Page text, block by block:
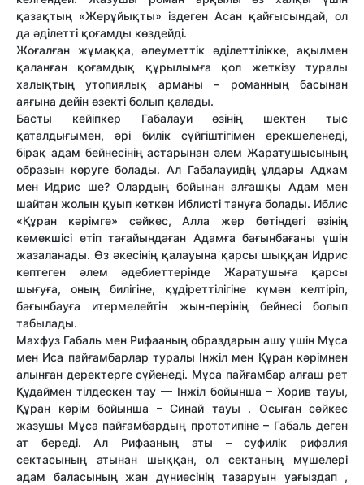
қазақтың «Жерұйықты» іздеген Асан қайғысындай, ол
да әділетті қоғамды көздейді.
Жоғалған жұмаққа, әлеуметтік әділеттілікке, ақылмен
қаланған қоғамдық құрылымға қол жеткізу туралы
халықтың утопиялық арманы – романның басынан
аяғына дейін өзекті болып қалады.
Басты кейіпкер Габалауи өзінің шектен тыс
қаталдығымен, әрі билік сүйгіштігімен ерекшеленеді,
бірақ адам бейнесінің астарынан әлем Жаратушысының
образын көруге болады. Ал Габалауидің ұлдары Адхам
мен Идрис ше? Олардың бойынан алғашқы Адам мен
шайтан жолын қуып кеткен Иблисті тануға болады. Иблис
«Құран кәрімге» сәйкес, Алла жер бетіндегі өзінің
көмекшісі етіп тағайындаған Адамға бағынбағаны үшін
жазаланады. Өз әкесінің қалауына қарсы шыққан Идрис
көптеген әлем әдебиеттерінде Жаратушыға қарсы
шығуға, оның билігіне, құдіреттілігіне күмән келтіріп,
бағынбауға итермелейтін жын-перінің бейнесі болып
табылады.
Махфуз Габаль мен Рифааның образдарын ашу үшін Мұса
мен Иса пайғамбарлар туралы Інжіл мен Құран кәрімнен
алынған деректерге сүйенеді. Мұса пайғамбар алғаш рет
Құдаймен тілдескен тау — Інжіл бойынша – Хорив тауы,
Құран кәрім бойынша – Синай тауы . Осыған сәйкес
жазушы Мұса пайғамбардың прототипіне – Габаль деген
ат береді. Ал Рифааның аты – суфилік рифалия
сектасының атынан шыққан, ол сектаның мүшелері
адам баласының жан дүниесінің тазаруын уағыздап ,